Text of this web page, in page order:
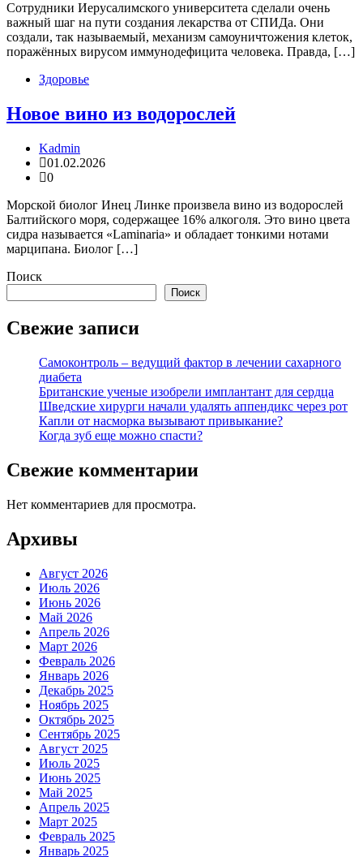
Сотрудники Иерусалимского университета сделали очень
важный шаг на пути создания лекарства от СПИДа. Они
создали, так называемый, механизм самоуничтожения клеток,
поражённых вирусом иммунодефицита человека. Правда, […]
Здоровье
Новое вино из водорослей
Kadmin
01.02.2026
0
Морской биолог Инец Линке произвела вино из водорослей
Балтийского моря, содержащее 16% алкоголя. Это вино цвета
сидра называется «Laminaria» и обладает тонкими нотами
марципана. Биолог […]
Поиск
Поиск
Свежие записи
Самоконтроль – ведущий фактор в лечении сахарного
диабета
Британские ученые изобрели имплантант для сердца
Шведские хирурги начали удалять аппендикс через рот
Капли от насморка вызывают привыкание?
Когда зуб еще можно спасти?
Свежие комментарии
Нет комментариев для просмотра.
Архивы
Август 2026
Июль 2026
Июнь 2026
Май 2026
Апрель 2026
Март 2026
Февраль 2026
Январь 2026
Декабрь 2025
Ноябрь 2025
Октябрь 2025
Сентябрь 2025
Август 2025
Июль 2025
Июнь 2025
Май 2025
Апрель 2025
Март 2025
Февраль 2025
Январь 2025